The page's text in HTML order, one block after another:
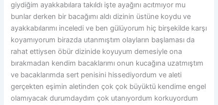
giydiğim ayakkabılara takıldı işte ayağını acıtmıyor mu
bunlar derken bir bacağımı aldı dizinin üstüne koydu ve
ayakkabılarımı inceledi ve ben gülüyorum hiç birşekilde karşı
koyamıyorum birazda utanmıştım olayların başlaması da
rahat ettiysen öbür dizinide koyuyum demesiyle ona
bırakmadan kendim bacaklarımı onun kucağına uzatmıştım
ve bacaklarımda sert penisini hissediyordum ve aleti
gerçekten eşimin aletinden çok çok büyüktü kendime engel
olamıyacak durumdaydım çok utanıyordum korkuyordum